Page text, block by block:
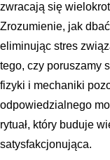
zwracają się
Zrozumienie, jak
eliminując stres
tego, czy poruszamy
fizyki i mechaniki
odpowiedzialnego
rytuał, który buduje
satysfakcjonująca.